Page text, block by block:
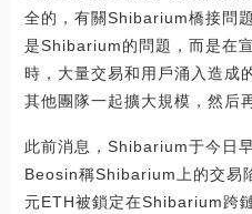
全的，有關Shibarium橋接問
是Shibarium的問題，而是在
時，大量交易和用戶涌入造成
其他團隊一起擴大規模，然后
此前消息，Shibarium于今日
Beosin稱Shibarium上的交易
元ETH被鎖定在Shibarium跨